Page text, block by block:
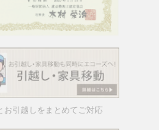
お引越しをまとめてご対応